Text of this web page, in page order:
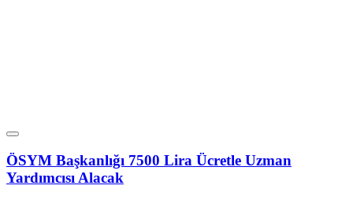
ÖSYM Başkanlığı 7500 Lira Ücretle Uzman
Yardımcısı Alacak